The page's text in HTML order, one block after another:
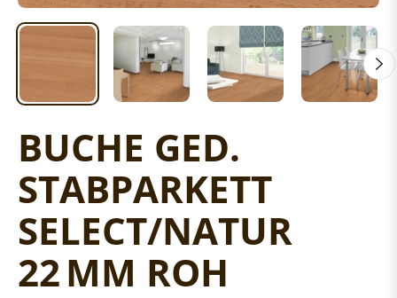
BUCHE GED.
STABPARKETT
SELECT/NATUR
22 MM ROH